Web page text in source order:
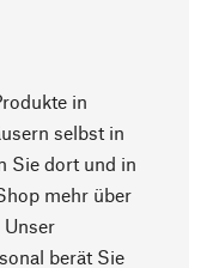
in
selbst in
Sie dort und in
mehr über
Unser
berät Sie